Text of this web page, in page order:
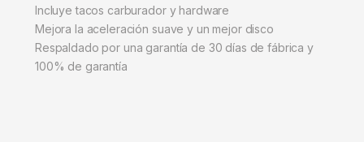
Incluye tacos carburador y hardware
Mejora la aceleración suave y un mejor disco
Respaldado por una garantía de 30 días de fábrica y
100% de garantía